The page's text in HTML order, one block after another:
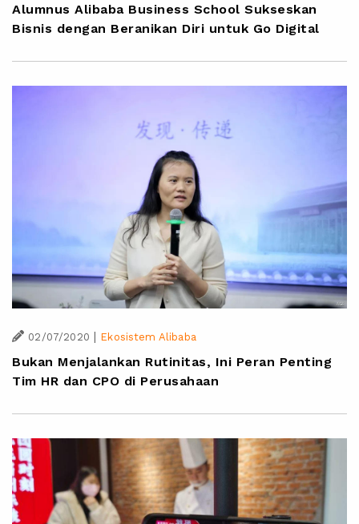
Alumnus Alibaba Business School Sukseskan
Bisnis dengan Beranikan Diri untuk Go Digital
02/07/2020 Ekosistem Alibaba
Bukan Menjalankan Rutinitas, Ini Peran Penting
Tim HR dan CPO di Perusahaan